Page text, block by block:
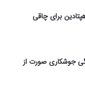
برای چاقی
جوشکاری صورت از